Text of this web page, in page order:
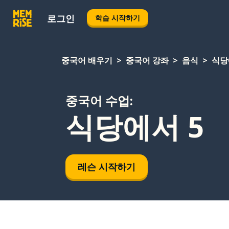
로그인 학습 시작하기
중국어 배우기 중국어 강좌 음식 식
중국어 수업:
식당에서 5
레슨 시작하기